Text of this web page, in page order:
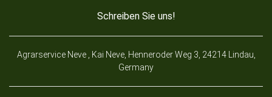
Schreiben Sie uns!
Agrarservice Neve , Kai Neve, Henneroder Weg 3, 24214 Lindau,
Germany